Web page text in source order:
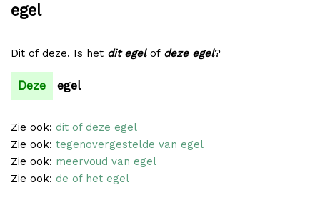
egel
Dit of deze. Is het dit egelof deze egel?
Deze egel
Zie ook: dit of deze egel
Zie ook: tegenovergestelde van egel
Zie ook: meervoud van egel
Zie ook: de of het egel